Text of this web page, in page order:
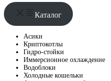
Каталог
Асики
Криптокотлы
Гидро-стойки
Иммерсионное охлаждение
Водоблоки
Холодные кошельки